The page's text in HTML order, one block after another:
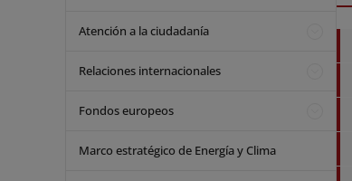
Atención a la ciudadanía
Relaciones internacionales
Fondos europeos
Marco estratégico de Energía y Clima